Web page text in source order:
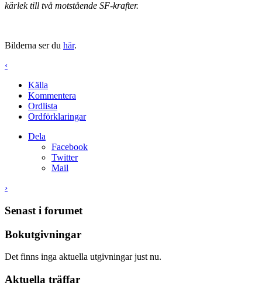
kärlek till två motstående SF-krafter.
Bilderna ser du här.
‹
Källa
Kommentera
Ordlista
Ordförklaringar
Dela
Facebook
Twitter
Mail
›
Senast i forumet
Bokutgivningar
Det finns inga aktuella utgivningar just nu.
Aktuella träffar